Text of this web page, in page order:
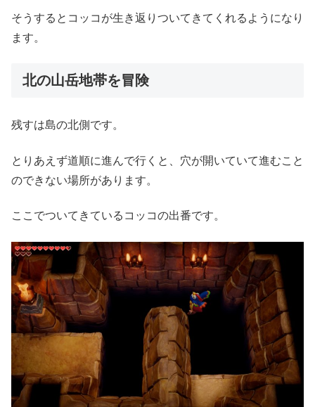
そうするとコッコが生き返りついてきてくれるようになり
ます。
北の山岳地帯を冒険
残すは島の北側です。
とりあえず道順に進んで行くと、穴が開いていて進むこと
のできない場所があります。
ここでついてきているコッコの出番です。